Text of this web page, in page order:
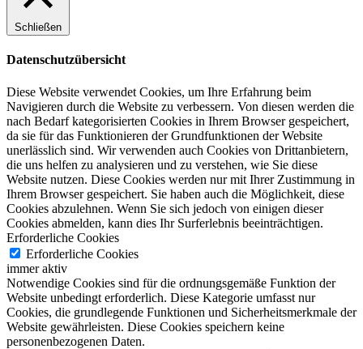
Schließen
Datenschutzübersicht
Diese Website verwendet Cookies, um Ihre Erfahrung beim
Navigieren durch die Website zu verbessern. Von diesen werden die
nach Bedarf kategorisierten Cookies in Ihrem Browser gespeichert,
da sie für das Funktionieren der Grundfunktionen der Website
unerlässlich sind. Wir verwenden auch Cookies von Drittanbietern,
die uns helfen zu analysieren und zu verstehen, wie Sie diese
Website nutzen. Diese Cookies werden nur mit Ihrer Zustimmung in
Ihrem Browser gespeichert. Sie haben auch die Möglichkeit, diese
Cookies abzulehnen. Wenn Sie sich jedoch von einigen dieser
Cookies abmelden, kann dies Ihr Surferlebnis beeinträchtigen.
Erforderliche Cookies
Erforderliche Cookies
immer aktiv
Notwendige Cookies sind für die ordnungsgemäße Funktion der
Website unbedingt erforderlich. Diese Kategorie umfasst nur
Cookies, die grundlegende Funktionen und Sicherheitsmerkmale der
Website gewährleisten. Diese Cookies speichern keine
personenbezogenen Daten.